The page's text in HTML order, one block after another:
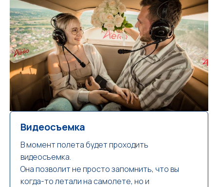
Видеосъемка
В момент полета будет проходить
видеосъемка.
Она позволит не просто запомнить, что вы
когда-то летали на самолете, но и